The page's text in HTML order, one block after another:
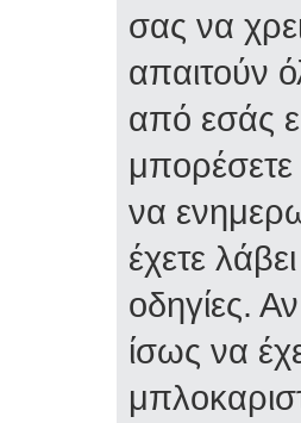
σας να
απαιτούν
από εσάς
να
έχετε
οδηγίες.
ίσως να